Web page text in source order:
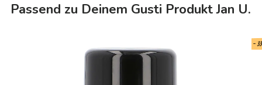
Passend zu Deinem Gusti Produkt Jan U.
-